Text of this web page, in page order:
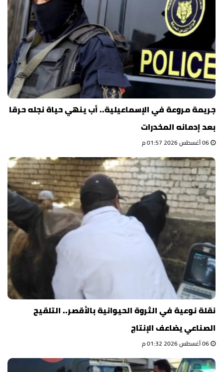
جريمة مروعة في الإسماعيلية.. أب ينهي حياة نجله حرقا
بعد إدمانه المخدرات
نقلة نوعية في الثروة الحيوانية بالأقصر.. التلقيح
الصناعي يضاعف الإنتاج